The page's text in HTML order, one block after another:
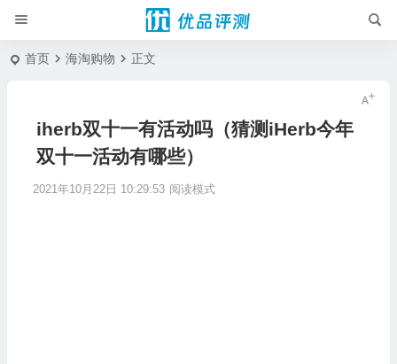
首页 海淘购物 正文
iherb双十一有活动吗（猜测iHerb今年
双十一活动有哪些）
2021年10月22日 10:29:53 阅读模式